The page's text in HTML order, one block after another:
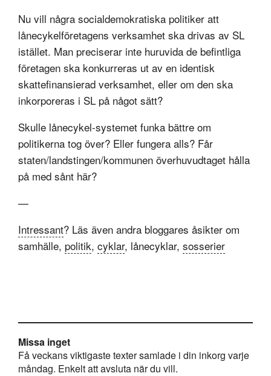
Nu vill några socialdemokratiska politiker att
lånecykelföretagens verksamhet ska drivas av SL
istället. Man preciserar inte huruvida de befintliga
företagen ska konkurreras ut av en identisk
skattefinansierad verksamhet, eller om den ska
inkorporeras i SL på något sätt?
Skulle lånecykel-systemet funka bättre om
politikerna tog över? Eller fungera alls? Får
staten/landstingen/kommunen överhuvudtaget hålla
på med sånt här?
—
Intressant? Läs även andra bloggares åsikter om
samhälle, politik, cyklar, lånecyklar, sosserier
Missa inget
Få veckans viktigaste texter samlade i din inkorg varje
måndag. Enkelt att avsluta när du vill.